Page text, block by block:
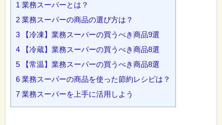
1 業務スーパーとは？
2 業務スーパーの商品の選び方は？
3 【冷凍】業務スーパーの買うべき商品9選
4 【冷蔵】業務スーパーの買うべき商品8選
5 【常温】業務スーパーの買うべき商品8選
6 業務スーパーの商品を使った節約レシピは？
7 業務スーパーを上手に活用しよう